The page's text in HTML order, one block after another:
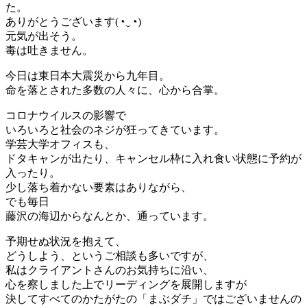
た。
ありがとうございます(◔‿◔)
元気が出そう。
毒は吐きません。
今日は東日本大震災から九年目。
命を落とされた多数の人々に、心から合掌。
コロナウイルスの影響で
いろいろと社会のネジが狂ってきています。
学芸大学オフィスも、
ドタキャンが出たり、キャンセル枠に入れ食い状態に予約が
入ったり。
少し落ち着かない要素はありながら、
でも毎日
藤沢の海辺からなんとか、通っています。
予期せぬ状況を抱えて、
どうしよう、というご相談も多いですが、
私はクライアントさんのお気持ちに沿い、
心を察しました上でリーディングを展開しますが
決してすべてのかたがたの「まぶダチ」ではございませんの